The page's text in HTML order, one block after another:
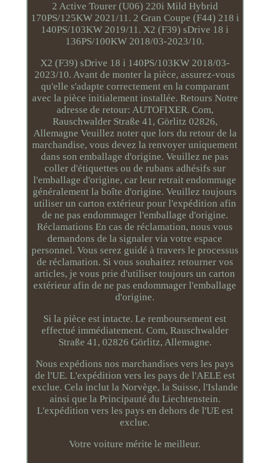
2 Active Tourer (U06) 220i Mild Hybrid
170PS/125KW 2021/11. 2 Gran Coupe (F44) 218 i
140PS/103KW 2019/11. X2 (F39) sDrive 18 i
136PS/100KW 2018/03-2023/10.
X2 (F39) sDrive 18 i 140PS/103KW 2018/03-
2023/10. Avant de monter la pièce, assurez-vous
qu'elle s'adapte correctement en la comparant
avec la pièce initialement installée. Retours Notre
adresse de retour: AUTOFIXER. Com,
Rauschwalder Straße 41, Görlitz 02826,
Allemagne Veuillez noter que lors du retour de la
marchandise, vous devez la renvoyer uniquement
dans son emballage d'origine. Veuillez ne pas
coller d'étiquettes ou de rubans adhésifs sur
l'emballage d'origine, car leur retrait endommage
généralement la boîte d'origine. Veuillez toujours
utiliser un carton extérieur pour l'expédition afin
de ne pas endommager l'emballage d'origine.
Réclamations En cas de réclamation, nous vous
demandons de la signaler via votre espace
personnel. Vous serez guidé à travers le processus
de réclamation. Si vous souhaitez retourner vos
articles, je vous prie d'utiliser toujours un carton
extérieur afin de ne pas endommager l'emballage
d'origine.
Si la pièce est intacte. Le remboursement est
effectué immédiatement. Com, Rauschwalder
Straße 41, 02826 Görlitz, Allemagne.
Nous expédions nos marchandises vers les pays
de l'UE. L'expédition vers les pays de l'AELE est
exclue. Cela inclut la Norvège, la Suisse, l'Islande
ainsi que la Principauté du Liechtenstein.
L'expédition vers les pays en dehors de l'UE est
exclue.
Votre voiture mérite le meilleur.